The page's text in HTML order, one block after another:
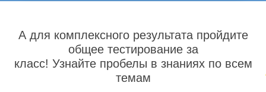
А для комплексного результата пройдите
общее тестирование за
класс! Узнайте пробелы в знаниях по всем
темам